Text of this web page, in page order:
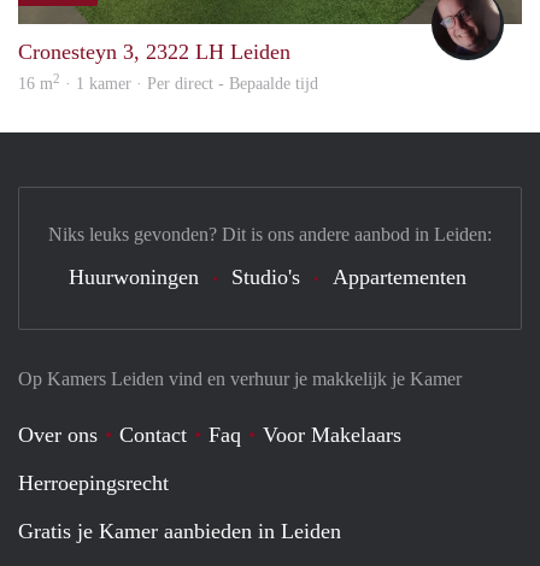
Cronesteyn 3, 2322 LH Leiden
16 m2 · 1 kamer · Per direct - Bepaalde tijd
Op Kamers Leiden vind en verhuur je makkelijk je Kamer
Over ons Contact Faq
Voor Makelaars
Herroepingsrecht
Gratis je Kamer aanbieden in Leiden
Niks leuks gevonden? Dit is ons andere aanbod in Leiden:
Huurwoningen Studio's Appartementen